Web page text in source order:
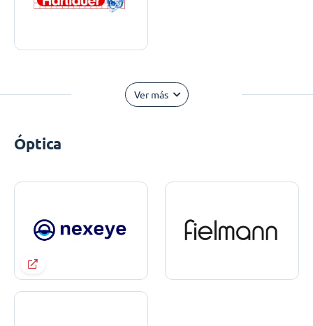
Ver más
Óptica